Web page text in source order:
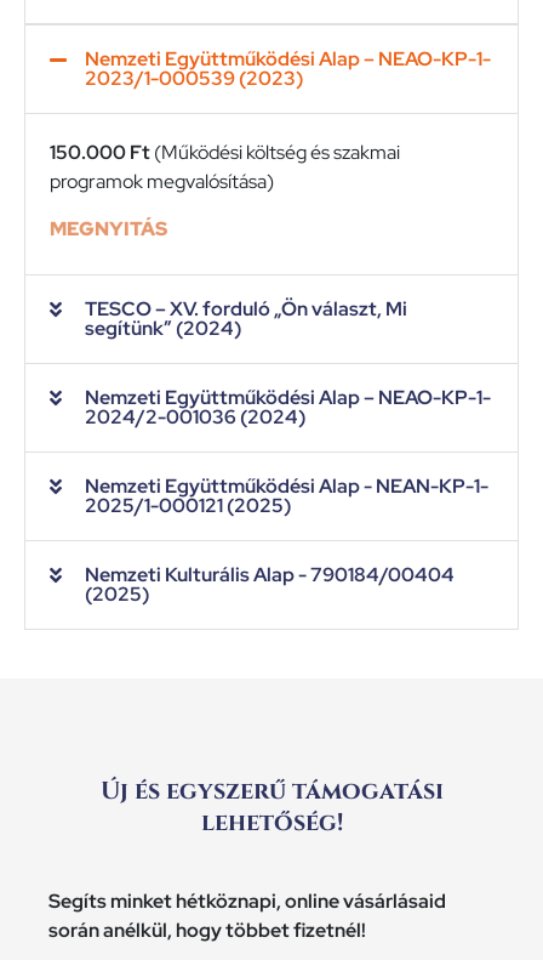
Nemzeti Együttműködési Alap – NEAO-KP-1-
2023/1-000539 (2023)
150.000 Ft(Működési költség és szakmai
programok megvalósítása)
MEGNYITÁS
TESCO – XV. forduló „Ön választ, Mi
segítünk” (2024)
Nemzeti Együttműködési Alap – NEAO-KP-1-
2024/2-001036 (2024)
Nemzeti Együttműködési Alap - NEAN-KP-1-
2025/1-000121 (2025)
Nemzeti Kulturális Alap - 790184/00404
(2025)
Új és egyszerű támogatási
lehetőség!
Segíts minket hétköznapi, online vásárlásaid
során anélkül, hogy többet fizetnél!